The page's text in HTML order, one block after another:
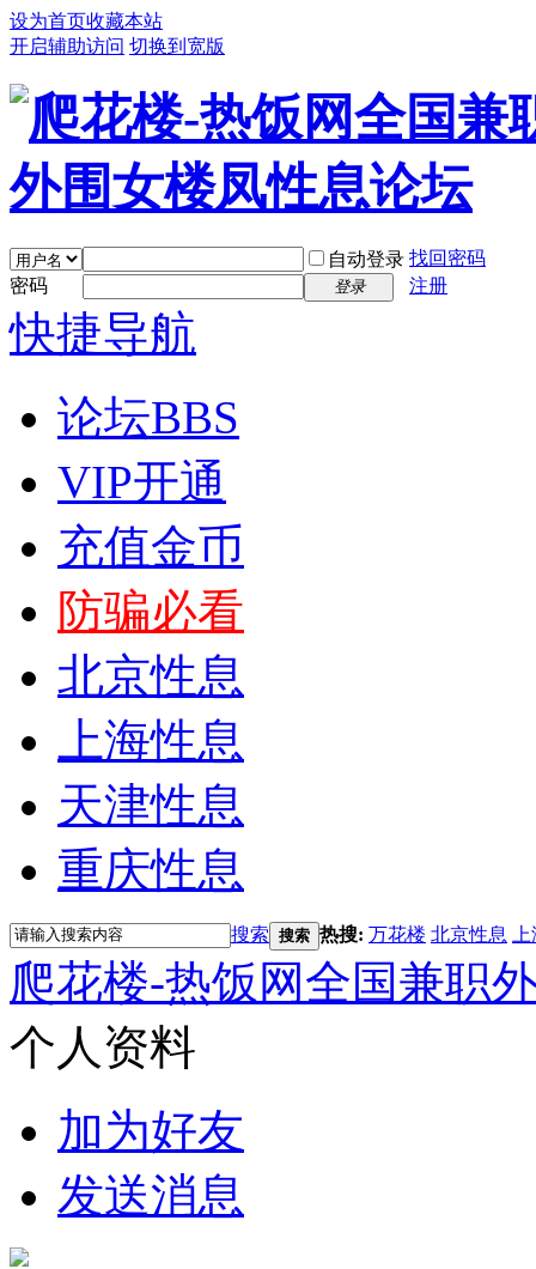
设为首页收藏本站
开启辅助访问 切换到宽版
自动登录 找回密码
密码
登录 注册
快捷导航
论坛BBS
VIP开通
充值金币
防骗必看
北京性息
上海性息
天津性息
重庆性息
搜索 搜索 热搜: 万花楼 北京性息
爬花楼-热饭网全国兼职
个人资料
加为好友
发送消息